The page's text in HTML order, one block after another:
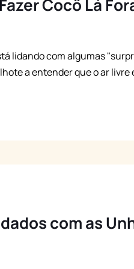
Cocô Lá
lidando com algumas
a entender que o ar livre
com as